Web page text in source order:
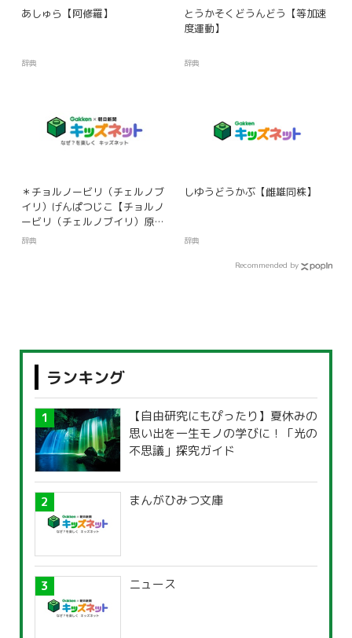
あしゅら【阿修羅】
辞典
とうかそくどうんどう【等加速
度運動】
辞典
＊チョルノービリ（チェルノブ
イリ）げんぱつじこ【チョルノ
ービリ（チェルノブイリ）原発
事故】
辞典
しゆうどうかぶ【雌雄同株】
辞典
Recommended by
ランキング
【自由研究にもぴったり】夏休みの
思い出を一生モノの学びに！「光の
不思議」探究ガイド
まんがひみつ文庫
ニュース